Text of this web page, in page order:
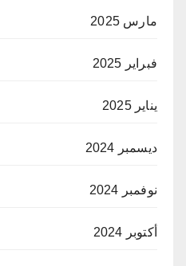
مارس 2025
فبراير 2025
يناير 2025
ديسمبر 2024
نوفمبر 2024
أكتوبر 2024